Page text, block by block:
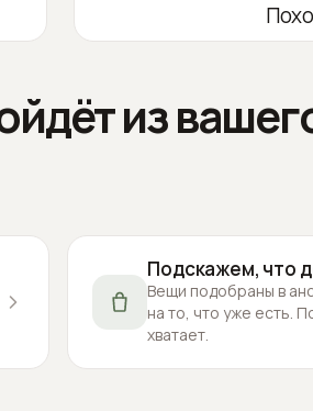
из
Подскажем, что
Вещи подобраны в
на то, что уже есть.
хватает.